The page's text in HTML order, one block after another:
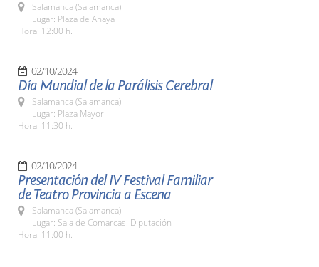
Salamanca (Salamanca)
Lugar: Plaza de Anaya
Hora: 12:00 h.
02/10/2024
Día Mundial de la Parálisis Cerebral
Salamanca (Salamanca)
Lugar: Plaza Mayor
Hora: 11:30 h.
02/10/2024
Presentación del IV Festival Familiar
de Teatro Provincia a Escena
Salamanca (Salamanca)
Lugar: Sala de Comarcas. Diputación
Hora: 11:00 h.